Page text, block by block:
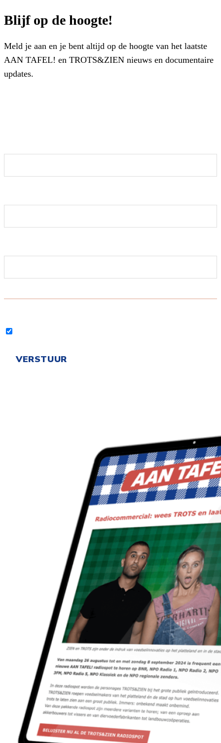
Blijf op de hoogte!
Meld je aan en je bent altijd op de hoogte van het laatste
AAN TAFEL! en TROTS&ZIEN nieuws en documentaire
updates.